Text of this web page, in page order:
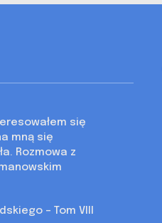
się
mną się
Rozmowa z
– Tom VIII